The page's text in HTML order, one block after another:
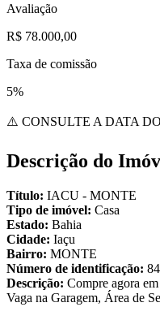
Avaliação
R$ 78.000,00
Taxa de comissão
5%
⚠️ CONSULTE A DATA
Descrição do
Título: IACU - MONTE
Tipo de imóvel: Casa
Estado: Bahia
Cidade: Iaçu
Bairro: MONTE
Número de identificação:
Descrição: Compre agora
Vaga na Garagem, Área de